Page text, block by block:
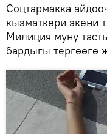
Соцтармакка
кызматкери экени
Милиция муну
бардыгы тергөөгө